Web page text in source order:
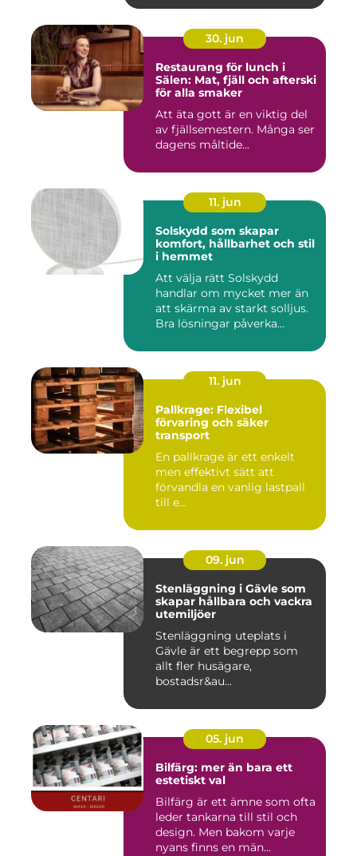
30. jun
Restaurang för lunch i
Sälen: Mat, fjäll och afterski
för alla smaker
Att äta gott är en viktig del
av fjällsemestern. Många ser
dagens måltide...
11. jun
Solskydd som skapar
komfort, hållbarhet och stil
i hemmet
Att välja rätt Solskydd
handlar om mycket mer än
att skärma av starkt solljus.
Bra lösningar påverka...
11. jun
Pallkrage: Flexibel
förvaring och säker
transport
En pallkrage är ett enkelt
men effektivt sätt att
förvandla en vanlig lastpall
till e...
09. jun
Stenläggning i Gävle som
skapar hållbara och vackra
utemiljöer
Stenläggning uteplats i
Gävle är ett begrepp som
allt fler husägare,
bostadsr&au...
05. jun
Bilfärg: mer än bara ett
estetiskt val
Bilfärg är ett ämne som ofta
leder tankarna till stil och
design. Men bakom varje
nyans finns en män...